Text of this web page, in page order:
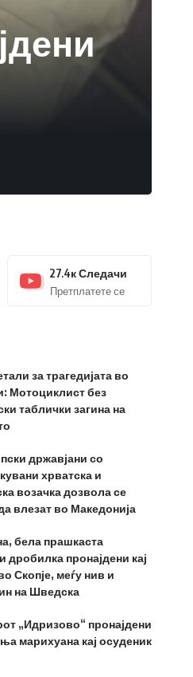
27.4кСледачи
Претплатете се
за трагедијата во
Мотоциклист без
таблички загина на
државјани со
хрватска и
возачка дозвола се
влезат во Македонија
бела прашкаста
дробилка пронајдени кај
Скопје, меѓу нив и
на Шведска
„Идризово“ пронајдени
марихуана кај осуденик